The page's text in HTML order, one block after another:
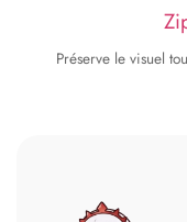
Préserve le visuel